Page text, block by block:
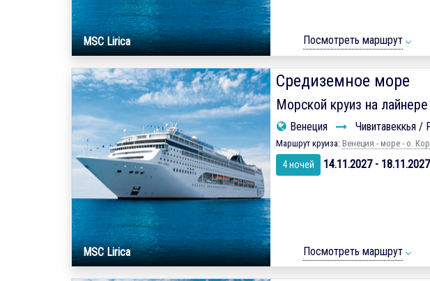
MSC Lirica Посмотреть маршрут
MSC Lirica
Средиземное море
Морской круиз на лайнере
Венеция Чивитавеккья /
Маршрут круиза: Венеция - море - о.
4 ночей 14.11.2027 - 18.11.2027
Посмотреть маршрут